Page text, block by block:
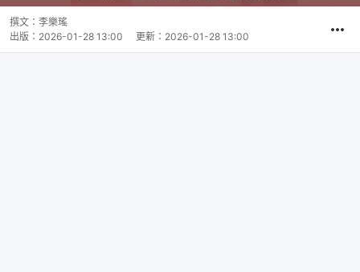
撰文： 李樂瑤
出版： 2026-01-28 13:00 更新： 2026-01-28 13:00